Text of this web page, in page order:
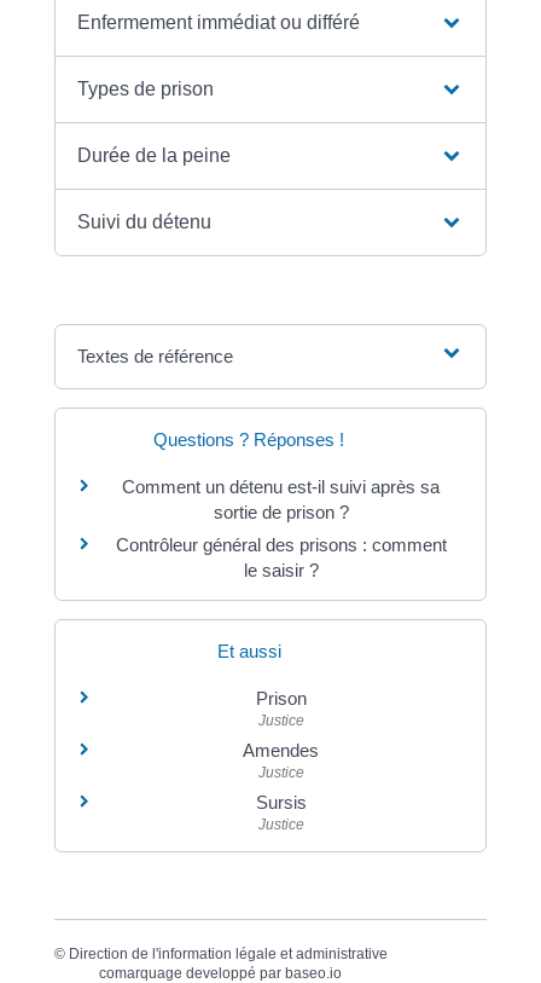
Enfermement immédiat ou différé
Types de prison
Durée de la peine
Suivi du détenu
Textes de référence
Questions ? Réponses !
Comment un détenu est-il suivi après sa
sortie de prison ?
Contrôleur général des prisons : comment
le saisir ?
Et aussi
Prison
Justice
Amendes
Justice
Sursis
Justice
© Direction de l'information légale et administrative
comarquage developpé par baseo.io